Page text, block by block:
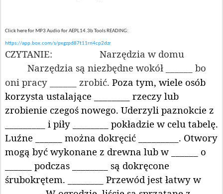
Click here for MP3 Audio for AEPL14.3b Tools READING:
https://app.box.com/s/pxgzpd87t11rn4cp2dzr
CZYTANIE:
Narzędzia w domu
Narzędzia są niezbędne wokół ______ bo
oni pracy ______ zrobić. Poza tym, wiele osób
korzysta ustalające ________ rzeczy lub
zrobienie czegoś nowego. Uderzyli paznokcie z
_________ i piły ________ pokładzie w celu tabelę.
Luźne ______ można dokręcić _________. Otwory
mogą być wykonane z drewna lub w ______ o
______ podczas ________ są dokręcone
śrubokrętem. ________ Przewód jest łatwy w